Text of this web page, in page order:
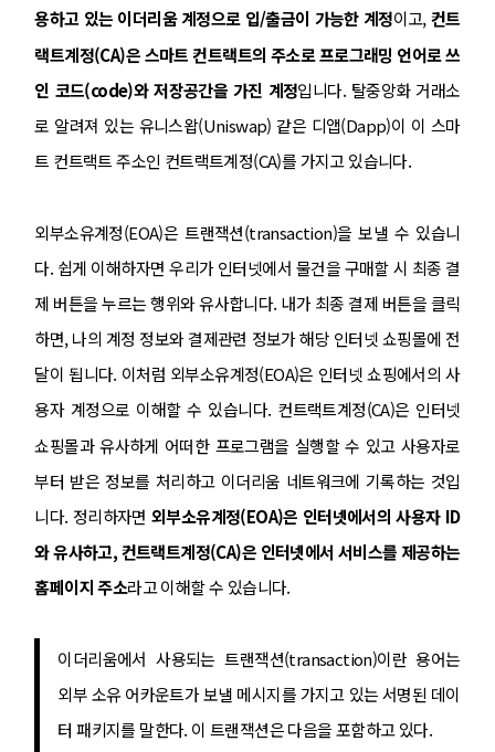
용하고 있는 이더리움 계정으로 입/출금이 가능한 계정이고,컨트
랙트계정(CA)은 스마트 컨트랙트의 주소로 프로그래밍 언어로 쓰
인 코드(code)와 저장공간을 가진 계정입니다. 탈중앙화 거래소
로 알려져 있는 유니스왑(Uniswap) 같은 디앱(Dapp)이 이 스마
트 컨트랙트 주소인 컨트랙트계정(CA)를 가지고 있습니다.
외부소유계정(EOA)은 트랜잭션(transaction)을 보낼 수 있습니
다. 쉽게 이해하자면 우리가 인터넷에서 물건을 구매할 시 최종 결
제 버튼을 누르는 행위와 유사합니다. 내가 최종 결제 버튼을 클릭
하면, 나의 계정 정보와 결제관련 정보가 해당 인터넷 쇼핑몰에 전
달이 됩니다. 이처럼 외부소유계정(EOA)은 인터넷 쇼핑에서의 사
용자 계정으로 이해할 수 있습니다. 컨트랙트계정(CA)은 인터넷
쇼핑몰과 유사하게 어떠한 프로그램을 실행할 수 있고 사용자로
부터 받은 정보를 처리하고 이더리움 네트워크에 기록하는 것입
니다. 정리하자면 외부소유계정(EOA)은 인터넷에서의 사용자 ID
와 유사하고, 컨트랙트계정(CA)은 인터넷에서 서비스를 제공하는
홈페이지 주소라고 이해할 수 있습니다.
이더리움에서 사용되는 트랜잭션(transaction)이란 용어는
외부 소유 어카운트가 보낼 메시지를 가지고 있는 서명된 데이
터 패키지를 말한다. 이 트랜잭션은 다음을 포함하고 있다.